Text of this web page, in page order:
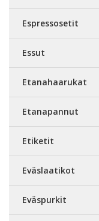
Espressosetit
Essut
Etanahaarukat
Etanapannut
Etiketit
Eväslaatikot
Eväspurkit